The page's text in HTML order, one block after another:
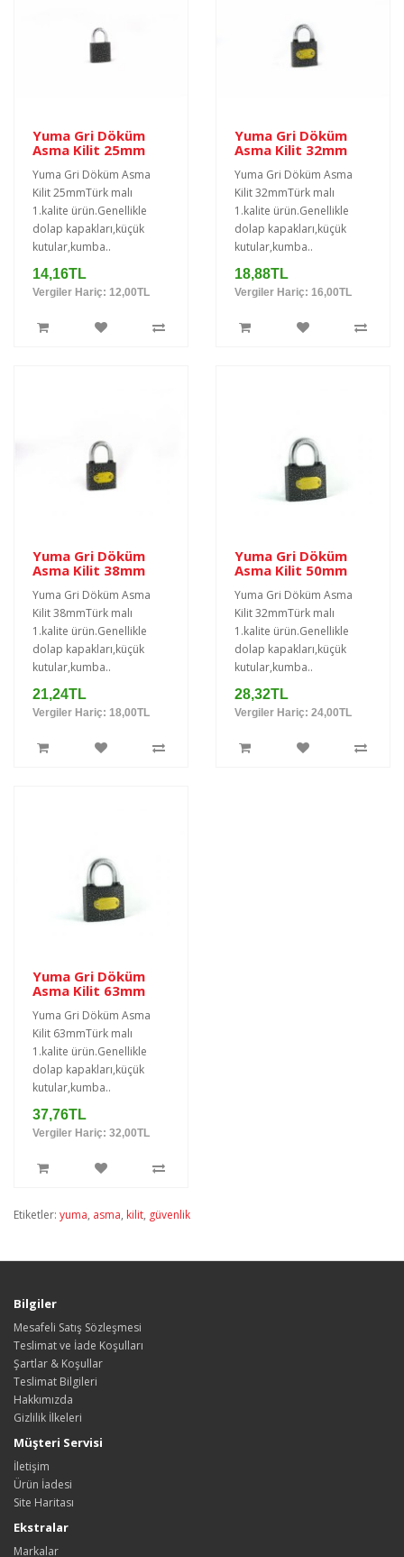
Yuma Gri Döküm
Asma Kilit 25mm
Yuma Gri Döküm Asma
Kilit 25mmTürk malı
1.kalite ürün.Genellikle
dolap kapakları,küçük
kutular,kumba..
14,16TL
Vergiler Hariç: 12,00TL
Yuma Gri Döküm
Asma Kilit 32mm
Yuma Gri Döküm Asma
Kilit 32mmTürk malı
1.kalite ürün.Genellikle
dolap kapakları,küçük
kutular,kumba..
18,88TL
Vergiler Hariç: 16,00TL
Yuma Gri Döküm
Asma Kilit 38mm
Yuma Gri Döküm Asma
Kilit 38mmTürk malı
1.kalite ürün.Genellikle
dolap kapakları,küçük
kutular,kumba..
21,24TL
Vergiler Hariç: 18,00TL
Yuma Gri Döküm
Asma Kilit 50mm
Yuma Gri Döküm Asma
Kilit 32mmTürk malı
1.kalite ürün.Genellikle
dolap kapakları,küçük
kutular,kumba..
28,32TL
Vergiler Hariç: 24,00TL
Yuma Gri Döküm
Asma Kilit 63mm
Yuma Gri Döküm Asma
Kilit 63mmTürk malı
1.kalite ürün.Genellikle
dolap kapakları,küçük
kutular,kumba..
37,76TL
Vergiler Hariç: 32,00TL
Etiketler: yuma, asma, kilit, güvenlik
Bilgiler
Mesafeli Satış Sözleşmesi
Teslimat ve İade Koşulları
Şartlar & Koşullar
Teslimat Bilgileri
Hakkımızda
Gizlilik İlkeleri
Müşteri Servisi
İletişim
Ürün İadesi
Site Haritası
Ekstralar
Markalar